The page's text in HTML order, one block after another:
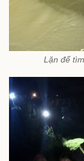
Lặn để